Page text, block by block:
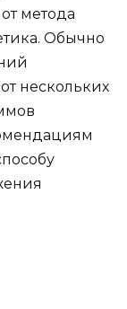
метода
Обычно
нескольких